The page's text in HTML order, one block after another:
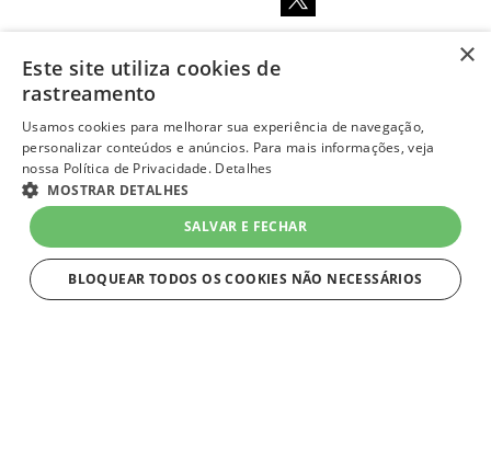
R$ 99,99 à vista
até 9x de R$ 11,11 sem juros
no Cartão Quero-Quero
+
-
1Unidade=R$ 99,99
LOJA SEGURA
×
Este site utiliza cookies de
rastreamento
Usamos cookies para melhorar sua experiência de navegação,
personalizar conteúdos e anúncios. Para mais informações, veja
nossa Política de Privacidade. Detalhes
MOSTRAR DETALHES
SALVAR E FECHAR
BLOQUEAR TODOS OS COOKIES NÃO NECESSÁRIOS